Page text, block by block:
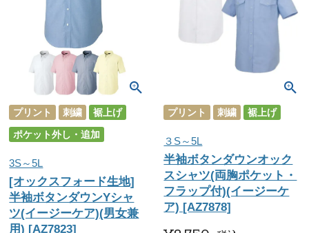
プリント 刺繍
裾上げ
ポケット外し・追加
3S～5L
[オックスフォード生地]
半袖ボタンダウンYシャ
ツ(イージーケア)(男女兼
用) [AZ7823]
プリント 刺繍 裾上げ
３S～5L
半袖ボタンダウンオック
スシャツ(両胸ポケット・
フラップ付)(イージーケ
ア) [AZ7878]